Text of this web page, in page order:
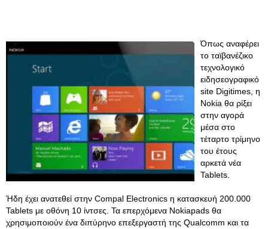
Όπως αναφέρει
το ταϊβανέζικο
τεχνολογικό
ειδησεογραφικό
site Digitimes, η
Nokia θα ρίξει
στην αγορά
μέσα στο
τέταρτο τρίμηνο
του έτους
αρκετά νέα
Tablets.
Ήδη έχει ανατεθεί στην Compal Electronics η κατασκευή 200.000
Tablets με οθόνη 10 ίντσες. Τα επερχόμενα Nokiapads θα
χρησιμοποιούν ένα διπύρηνο επεξεργαστή της Qualcomm και τα